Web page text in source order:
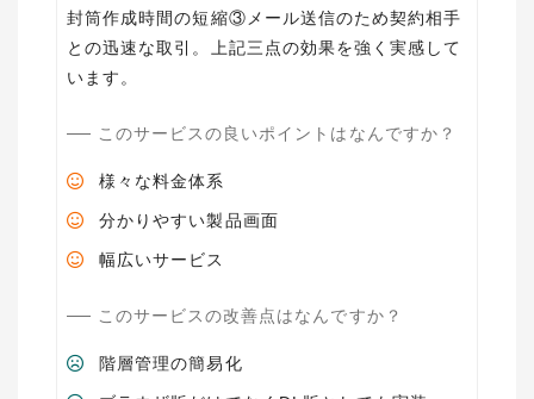
封筒作成時間の短縮③メール送信のため契約相手
との迅速な取引。上記三点の効果を強く実感して
います。
このサービスの良いポイントはなんですか？
様々な料金体系
分かりやすい製品画面
幅広いサービス
このサービスの改善点はなんですか？
階層管理の簡易化